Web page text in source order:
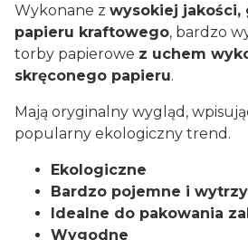
Wykonane z wysokiej jakości,
papieru kraftowego, bardzo
torby papierowe z uchem
skręconego papieru.
Mają oryginalny wygląd,
popularny ekologiczny trend.
Ekologiczne
Bardzo pojemne i
Idealne do pakowania
Wygodne